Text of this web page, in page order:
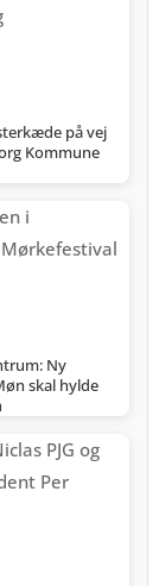
på vej
Kommune
Ny
skal hylde